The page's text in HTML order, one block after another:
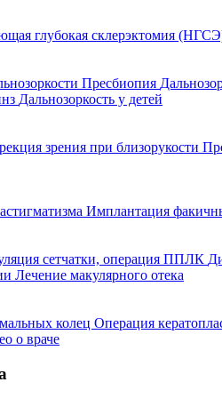
глубокая склерэктомия
Пресбиопия
Дальнозоркость у детей
зрения при близорукости
Имплантация
сетчатки, операция ППЛК
Лечение макулярного отека
колец Операция
о враче